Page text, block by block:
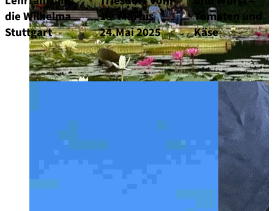
die Wilhelma
Stuttgart
18. Mai bis
24.Mai 2025
Tomaten und
Käse